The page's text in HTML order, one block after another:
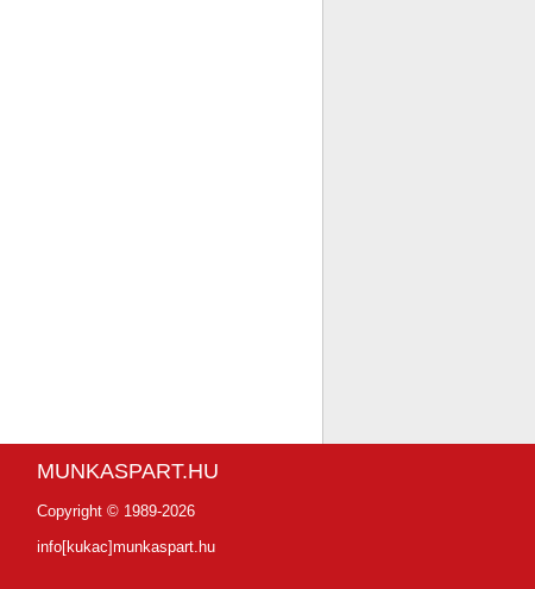
MUNKASPART.HU
Copyright © 1989-2026
info[kukac]munkaspart.hu